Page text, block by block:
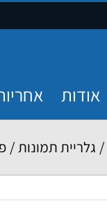
אודות
/ גלריית תמונות/